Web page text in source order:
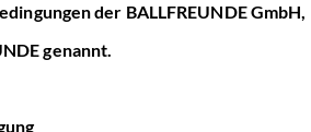
der BALLFREUNDE GmbH,
genannt.